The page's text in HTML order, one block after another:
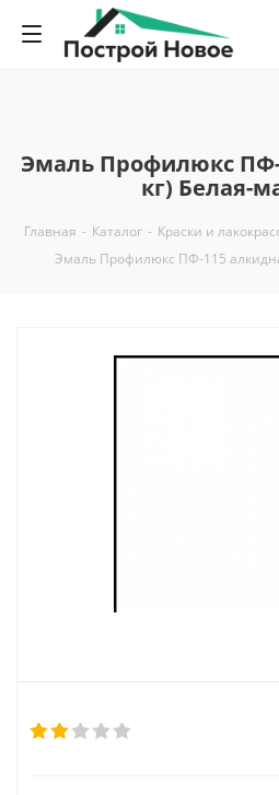
Эмаль Профилюкс ПФ-
кг) Белая-
Главная - Каталог - Краски и
Эмаль Профилюкс ПФ-115